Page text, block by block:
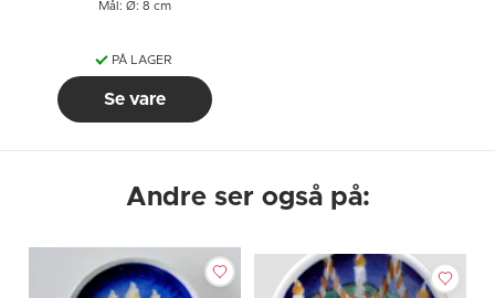
Mål: Ø: 8 cm
PÅ LAGER
Se vare
Andre ser også på: